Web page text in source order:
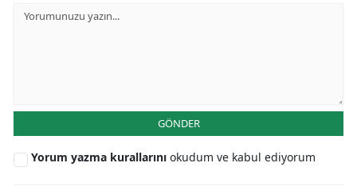
GÖNDER
Yorum yazma kurallarını okudum ve kabul ediyorum